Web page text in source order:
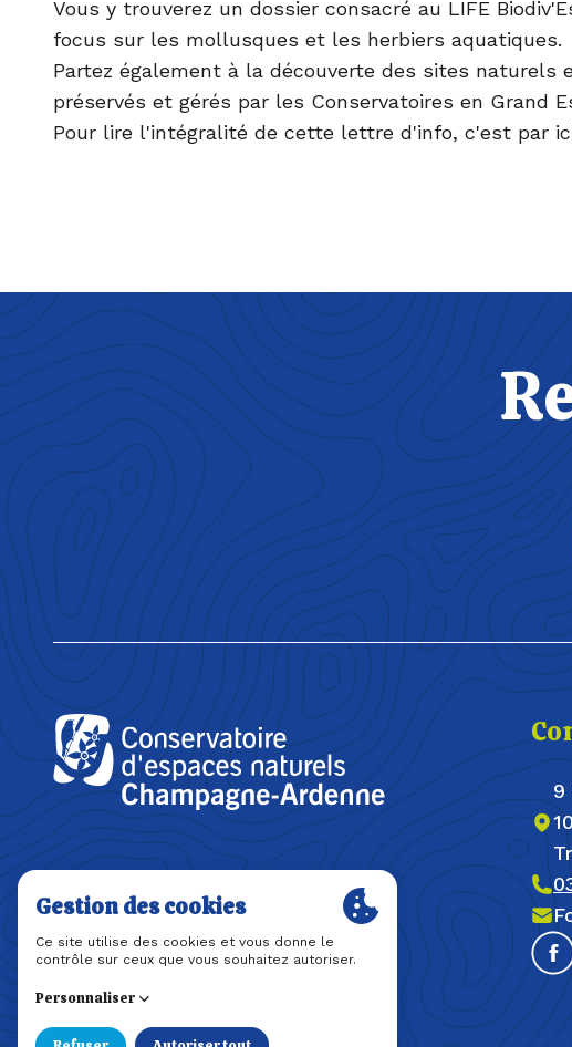
Vous y trouverez un dossier consacré au LIFE
focus sur les mollusques et les herbiers aquatiques.
Partez également à la découverte des sites naturels
préservés et gérés par les Conservatoires en Grand
Pour lire l'intégralité de cette lettre d'info, c'est par
9